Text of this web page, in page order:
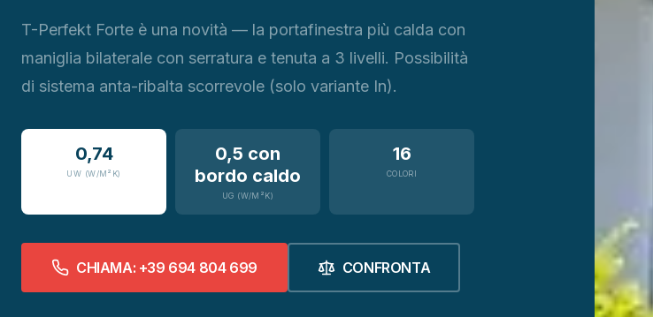
T-Perfekt Forte è una novità — la portafinestra più calda con
maniglia bilaterale con serratura e tenuta a 3 livelli. Possibilità
di sistema anta-ribalta scorrevole (solo variante In).
0,74
UW (W/M²K)
0,5 con
bordo caldo
UG (W/M²K)
16
COLORI
CHIAMA: +39 694 804 699 CONFRONTA